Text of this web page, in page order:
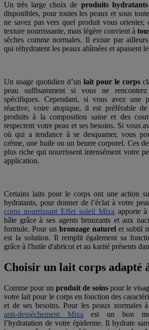
Un très large choix de produits
disponibles, pour toutes les peaux et sous
ne savez pas vers quel produit vous orienter,
texture nourrissante, mais légère convient à
sèches comme normales. Il existe par
qui réhydratent les peaux abîmées et apaisent
Un usage quotidien d’un lait pour le corps
peau suffisamment si vous ne
spécifiques. Cependant, si vous avez une
réactive, voire atopique, il est préférable
produits à la composition saine et des
respectent votre peau et ses besoins. Si vous
où qui a tendance à se desquamer, vous
crème, une huile ou un beurre corporel. Ces
plus riche qui nourrissent intensément votre
application.
Certains laits pour le corps ont une action
hydratants, pour donner de l’éclat à votre
corps nourrissant Effet soleil Mixa apporte
hâle grâce à ses agents bronzants et aux
formule. Pour un bronzage naturel et subtil
est la solution. Il remplit également sa
grâce à l'huile d'abricot et au karité présents
Choisir un lait corps adapté
Comme pour un produit de soins pour le
votre lait pour le corps en fonction des
et de ses besoins. Pour les peaux normales
anti-dessèchement Mixa est un bon
l’hydratation de votre épiderme. Il hydrate